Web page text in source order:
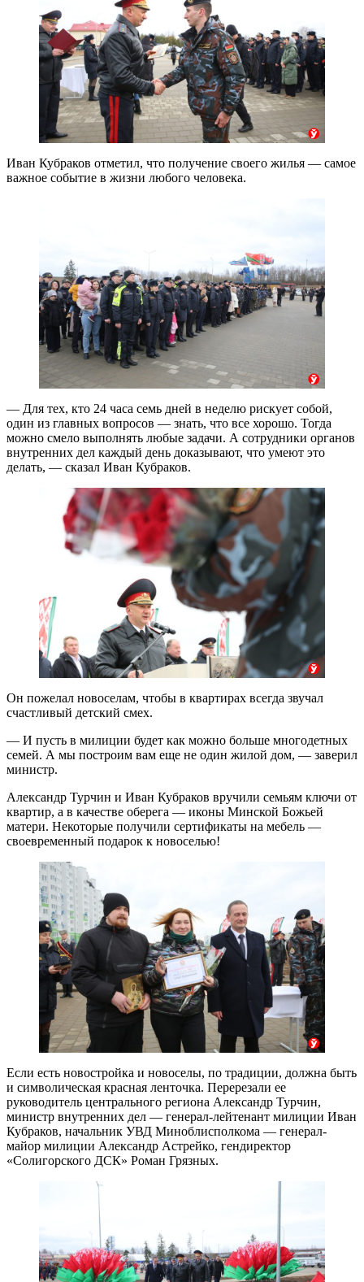
Иван Кубраков отметил, что получение своего жилья — самое
важное событие в жизни любого человека.
— Для тех, кто 24 часа семь дней в неделю рискует собой,
один из главных вопросов — знать, что все хорошо. Тогда
можно смело выполнять любые задачи. А сотрудники органов
внутренних дел каждый день доказывают, что умеют это
делать, — сказал Иван Кубраков.
Он пожелал новоселам, чтобы в квартирах всегда звучал
счастливый детский смех.
— И пусть в милиции будет как можно больше многодетных
семей. А мы построим вам еще не один жилой дом, — заверил
министр.
Александр Турчин и Иван Кубраков вручили семьям ключи от
квартир, а в качестве оберега — иконы Минской Божьей
матери. Некоторые получили сертификаты на мебель —
своевременный подарок к новоселью!
Если есть новостройка и новоселы, по традиции, должна быть
и символическая красная ленточка. Перерезали ее
руководитель центрального региона Александр Турчин,
министр внутренних дел — генерал-лейтенант милиции Иван
Кубраков, начальник УВД Миноблисполкома — генерал-
майор милиции Александр Астрейко, гендиректор
«Солигорского ДСК» Роман Грязных.